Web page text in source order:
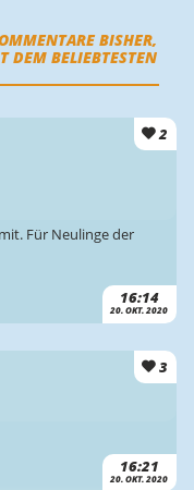
BISHER,
DEM BELIEBTESTEN
2
16:14
20. OKT. 2020
Für Neulinge der
3
16:21
20. OKT. 2020